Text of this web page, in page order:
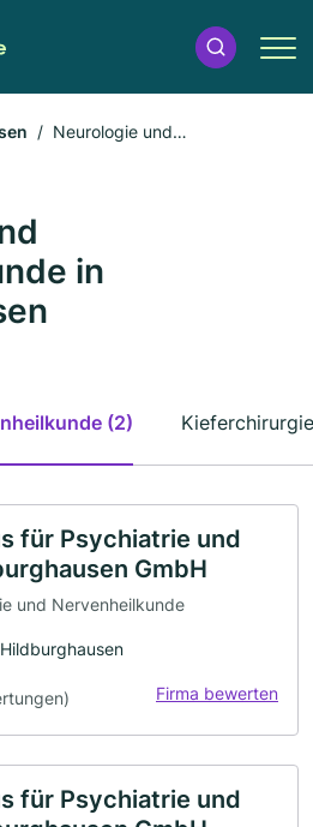
Neurologie und
in
(2)
für Psychiatrie und
GmbH
und Nervenheilkunde
Firma bewerten
für Psychiatrie und